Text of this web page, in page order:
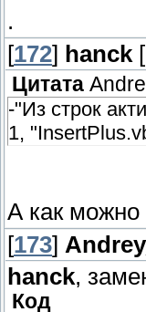
.
[172] hanck
Цитата
-"Из строк
1,
А как можно
[173]
hanck,
Код